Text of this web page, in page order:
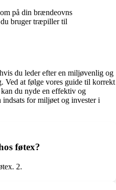
på din brændeovns
bruger træpiller til
du leder efter en miljøvenlig og
Ved at følge vores guide til korrekt
du nyde en effektiv og
for miljøet og invester i
føtex?
2.